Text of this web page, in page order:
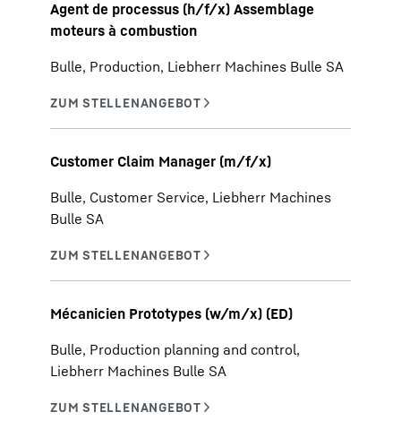
Agent de processus (h/f/x) Assemblage
moteurs à combustion
Bulle, Production, Liebherr Machines Bulle SA
Customer Claim Manager (m/f/x)
Bulle, Customer Service, Liebherr Machines
Bulle SA
Mécanicien Prototypes (w/m/x) (ED)
Bulle, Production planning and control,
Liebherr Machines Bulle SA